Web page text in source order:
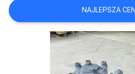
WSZYSTKIE
PRZYPADKI
NAJLEPSZA